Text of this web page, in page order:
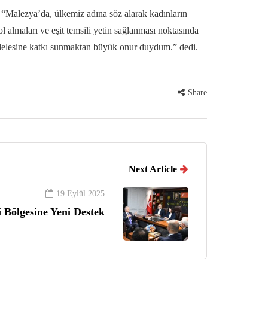
ülkemiz adına söz alarak kadınların
ve eşit temsili yetin sağlanması noktasında
katkı sunmaktan büyük onur duydum.” dedi.
Share
Next Article
19 Eylül 2025
Yeni Destek